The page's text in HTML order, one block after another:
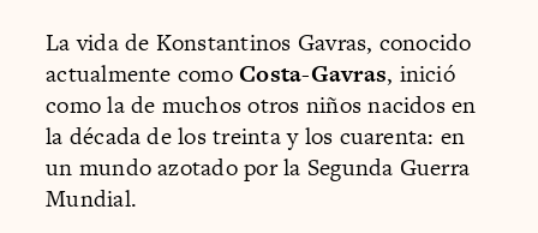
La vida de Konstantinos Gavras, conocido
actualmente comoCosta-Gavras, inició
como la de muchos otros niños nacidos en
la década de los treinta y los cuarenta: en
un mundo azotado por la Segunda Guerra
Mundial.